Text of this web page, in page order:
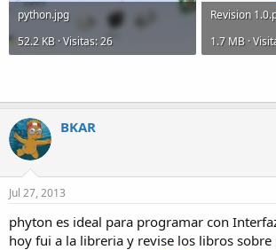
python.jpg
52.2 KB · Visitas: 26
Revision
1.7 MB ·
BKAR
Jul 27, 2013
phyton es ideal para programar con
hoy fui a la libreria y revise los libros